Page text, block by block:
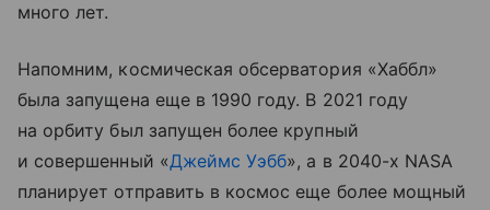
много лет.
Напомним, космическая обсерватория «Хаббл»
была запущена еще в 1990 году. В 2021 году
на орбиту был запущен более крупный
и совершенный «Джеймс Уэбб», а в 2040-х NASA
планирует отправить в космос еще более мощный